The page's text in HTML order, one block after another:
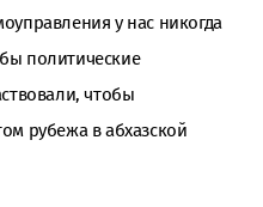
у нас никогда
политические
чтобы
рубежа в абхазской